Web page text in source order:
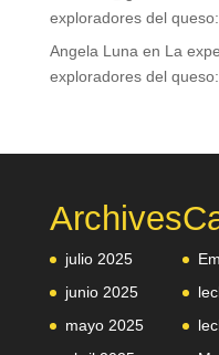
exploradores del
Angela Lunaen La
exploradores del
Archives
julio 2025
junio 2025
mayo 2025